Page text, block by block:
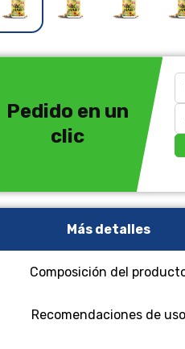
Pedido en un
clic
Más detalles
Composición del
Recomendaciones de uso